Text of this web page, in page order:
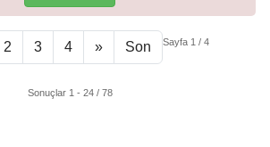
2 3 4 » Son Sayfa 1 / 4
Sonuçlar 1 - 24 / 78